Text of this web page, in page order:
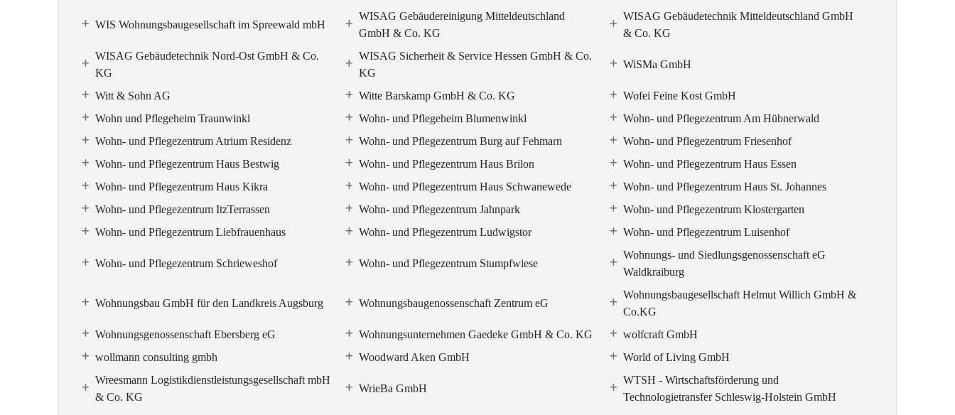
WIS Wohnungsbaugesellschaft im Spreewald mbH
WISAG Gebäudereinigung Mitteldeutschland
GmbH & Co. KG
WISAG Gebäudetechnik Mitteldeutschland GmbH
& Co. KG
WISAG Gebäudetechnik Nord-Ost GmbH & Co.
KG
WISAG Sicherheit & Service Hessen GmbH & Co.
KG
WiSMa GmbH
Witt & Sohn AG Witte Barskamp GmbH & Co. KG
Wofei Feine Kost GmbH
Wohn und Pflegeheim Traunwinkl
Wohn- und Pflegeheim Blumenwinkl
Wohn- und Pflegezentrum Am Hübnerwald
Wohn- und Pflegezentrum Atrium Residenz
Wohn- und Pflegezentrum Burg auf Fehmarn
Wohn- und Pflegezentrum Friesenhof
Wohn- und Pflegezentrum Haus Bestwig
Wohn- und Pflegezentrum Haus Brilon
Wohn- und Pflegezentrum Haus Essen
Wohn- und Pflegezentrum Haus Kikra
Wohn- und Pflegezentrum Haus Schwanewede
Wohn- und Pflegezentrum Haus St. Johannes
Wohn- und Pflegezentrum ItzTerrassen
Wohn- und Pflegezentrum Jahnpark
Wohn- und Pflegezentrum Klostergarten
Wohn- und Pflegezentrum Liebfrauenhaus
Wohn- und Pflegezentrum Ludwigstor Wohn- und Pflegezentrum Luisenhof
Wohn- und Pflegezentrum Schrieweshof Wohn- und Pflegezentrum Stumpfwiese
Wohnungs- und Siedlungsgenossenschaft eG
Waldkraiburg
Wohnungsbau GmbH für den Landkreis Augsburg Wohnungsbaugenossenschaft Zentrum eG
Wohnungsbaugesellschaft Helmut Willich GmbH &
Co.KG
Wohnungsgenossenschaft Ebersberg eG
Wohnungsunternehmen Gaedeke GmbH & Co. KG
wolfcraft GmbH
wollmann consulting gmbh
Woodward Aken GmbH
World of Living GmbH
Wreesmann Logistikdienstleistungsgesellschaft mbH
& Co. KG
WrieBa GmbH
WTSH - Wirtschaftsförderung und
Technologietransfer Schleswig-Holstein GmbH